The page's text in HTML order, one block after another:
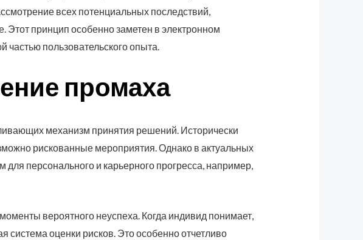
всех потенциальных последствий,
Этот принцип особенно заметен в электронном
пользовательского опыта.
промаха
механизм принятия решений. Исторически
рискованные мероприятия. Однако в актуальных
персонального и карьерного прогресса, например,
вероятного неуспеха. Когда индивид понимает,
система оценки рисков. Это особенно отчетливо